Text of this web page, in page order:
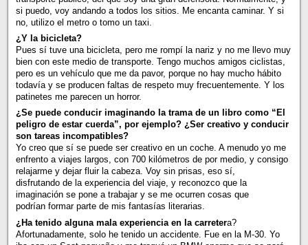
si puedo, voy andando a todos los sitios. Me encanta caminar. Y si
no, utilizo el metro o tomo un taxi.
¿Y la bicicleta?
Pues sí tuve una bicicleta, pero me rompí la nariz y no me llevo muy
bien con este medio de transporte. Tengo muchos amigos ciclistas,
pero es un vehículo que me da pavor, porque no hay mucho hábito
todavía y se producen faltas de respeto muy frecuentemente. Y los
patinetes me parecen un horror.
¿Se puede conducir imaginando la trama de un libro como “El
peligro de estar cuerda”, por ejemplo? ¿Ser creativo y conducir
son tareas incompatibles?
Yo creo que sí se puede ser creativo en un coche. A menudo yo me
enfrento a viajes largos, con 700 kilómetros de por medio, y consigo
relajarme y dejar fluir la cabeza. Voy sin prisas, eso sí,
disfrutando de la experiencia del viaje, y reconozco que la
imaginación se pone a trabajar y se me ocurren cosas que
podrían formar parte de mis fantasías literarias.
¿Ha tenido alguna mala experiencia en la carretera?
Afortunadamente, solo he tenido un accidente. Fue en la M-30. Yo